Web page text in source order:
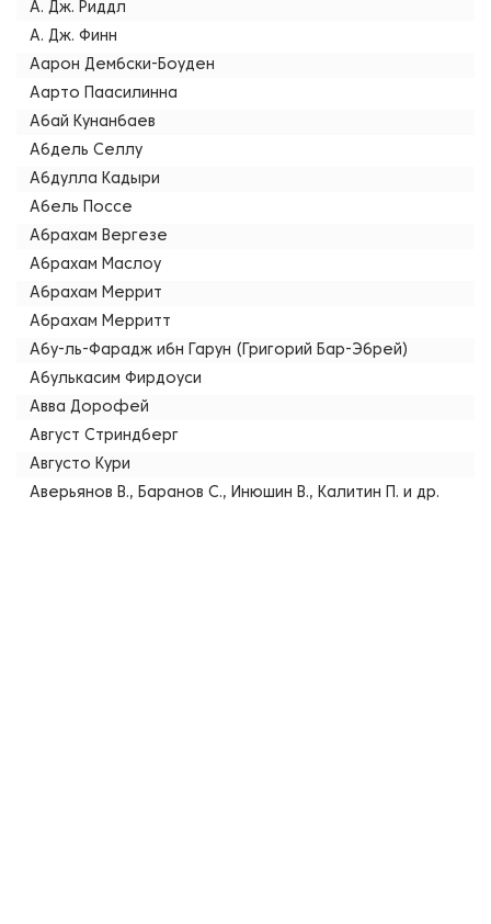
А. Дж. Риддл
А. Дж. Финн
Аарон Дембски-Боуден
Аарто Паасилинна
Абай Кунанбаев
Абдель Селлу
Абдулла Кадыри
Абель Поссе
Абрахам Вергезе
Абрахам Маслоу
Абрахам Меррит
Абрахам Мерритт
Абу-ль-Фарадж ибн Гарун (Григорий Бар-Эбрей)
Абулькасим Фирдоуси
Авва Дорофей
Август Стриндберг
Августо Кури
Аверьянов В., Баранов С., Инюшин В., Калитин П. и др.